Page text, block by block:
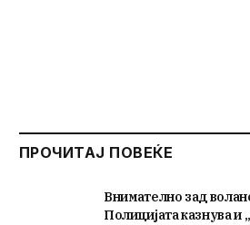
ПРОЧИТАЈ ПОВЕЌЕ
Внимателно зад
Полицијата казнува и